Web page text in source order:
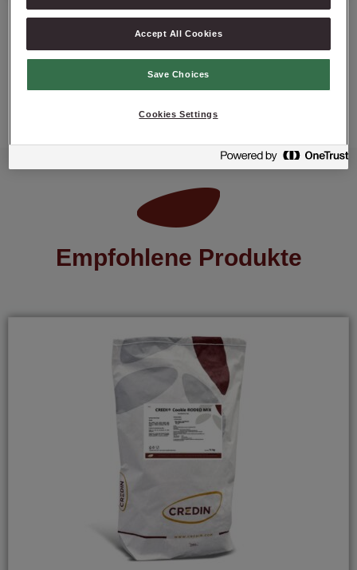
PRODUKT ANFRAGEN
Empfohlene Produkte
Accept All Cookies
Save Choices
Cookies Settings